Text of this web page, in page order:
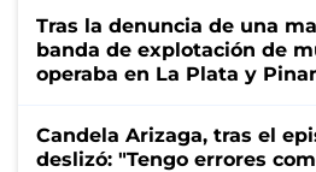
Tras la denuncia de una
banda de explotación de
operaba en La Plata y
Candela Arizaga, tras el
deslizó: "Tengo errores